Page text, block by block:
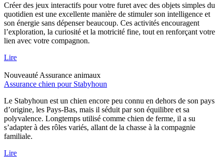
Créer des jeux interactifs pour votre furet avec des objets simples du
quotidien est une excellente manière de stimuler son intelligence et
son énergie sans dépenser beaucoup. Ces activités encouragent
l’exploration, la curiosité et la motricité fine, tout en renforçant votre
lien avec votre compagnon.
Lire
Nouveauté Assurance animaux
Assurance chien pour Stabyhoun
Le Stabyhoun est un chien encore peu connu en dehors de son pays
d’origine, les Pays-Bas, mais il séduit par son équilibre et sa
polyvalence. Longtemps utilisé comme chien de ferme, il a su
s’adapter à des rôles variés, allant de la chasse à la compagnie
familiale.
Lire